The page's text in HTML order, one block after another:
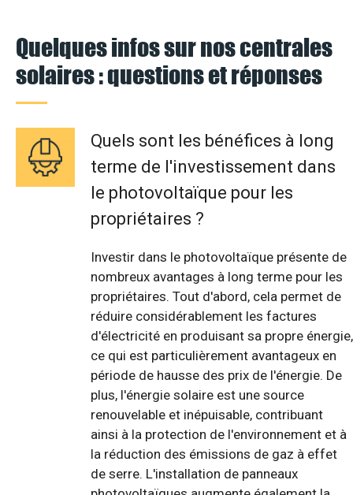
Quelques infos sur nos centrales
solaires : questions et réponses
Quels sont les bénéfices à long
terme de l'investissement dans
le photovoltaïque pour les
propriétaires ?
Investir dans le photovoltaïque présente de
nombreux avantages à long terme pour les
propriétaires. Tout d'abord, cela permet de
réduire considérablement les factures
d'électricité en produisant sa propre énergie,
ce qui est particulièrement avantageux en
période de hausse des prix de l'énergie. De
plus, l'énergie solaire est une source
renouvelable et inépuisable, contribuant
ainsi à la protection de l'environnement et à
la réduction des émissions de gaz à effet
de serre. L'installation de panneaux